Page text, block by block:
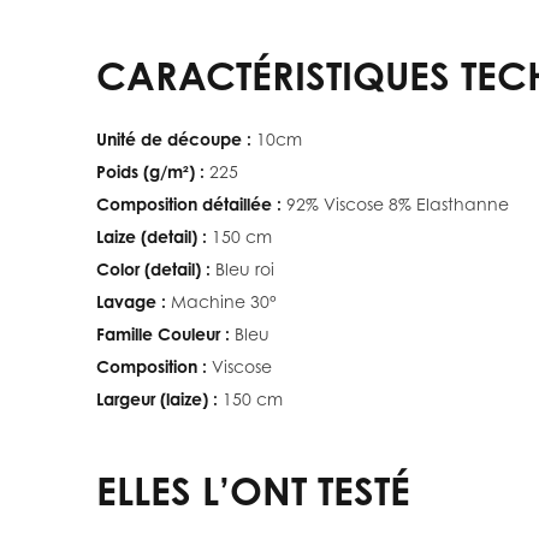
CARACTÉRISTIQUES
Unité de découpe : 10cm
Poids (g/m²) : 225
Composition détaillée : 92% Viscose 8% Elasthanne
Laize (detail) : 150 cm
Color (detail) : Bleu roi
Lavage : Machine 30°
Famille Couleur : Bleu
Composition : Viscose
Largeur (laize) : 150 cm
ELLES L’ONT TESTÉ